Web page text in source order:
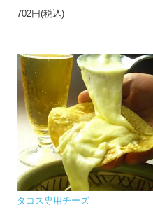
702円(税込)
タコス専用チーズ